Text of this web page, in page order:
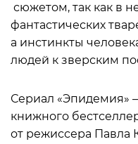
сюжетом, так как в
фантастических
а инстинкты
людей к зверским
Сериал «Эпидемия»
книжного
от режиссера Павла